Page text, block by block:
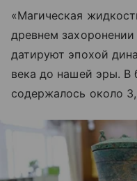
«Магическая
древнем
датируют эпохой
века до нашей эры. В
содержалось около